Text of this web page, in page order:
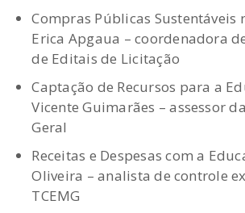
Compras Públicas Sustentáveis
Erica Apgaua – coordenadora
de Editais de Licitação
Captação de Recursos para a
Vicente Guimarães – assessor
Geral
Receitas e Despesas com a
Oliveira – analista de controle
TCEMG